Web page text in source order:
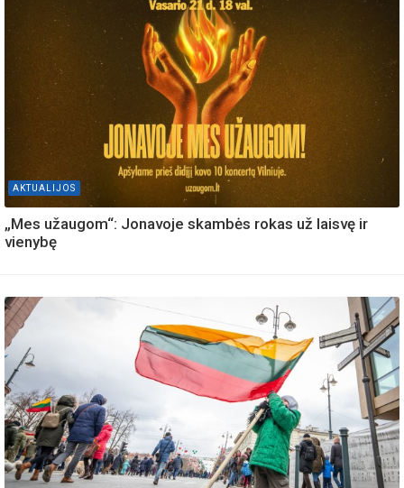
AKTUALIJOS
„Mes užaugom“: Jonavoje skambės rokas už laisvę ir
vienybę